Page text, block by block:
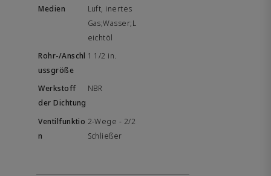
Luft, inertes
Gas;Wasser;L
eichtöl
1 1/2 in.
NBR
2-Wege - 2/2
Schließer